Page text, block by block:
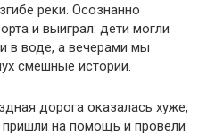
реки. Осознанно
и выиграл: дети могли
в воде, а вечерами мы
смешные истории.
дорога оказалась хуже,
пришли на помощь и провели